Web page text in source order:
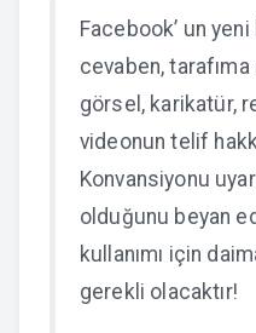
Facebook’ un
cevaben,
görsel, karikatür,
videonun telif
Konvansiyonu
olduğunu beyan
kullanımı için
gerekli olacaktır!